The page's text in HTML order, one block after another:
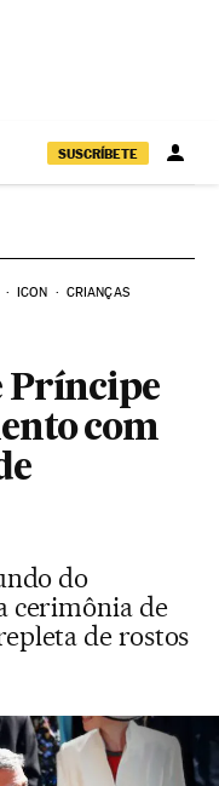
SUSCRÍBETE
ICON CRIANÇAS
Príncipe
com
do
cerimônia de
de rostos